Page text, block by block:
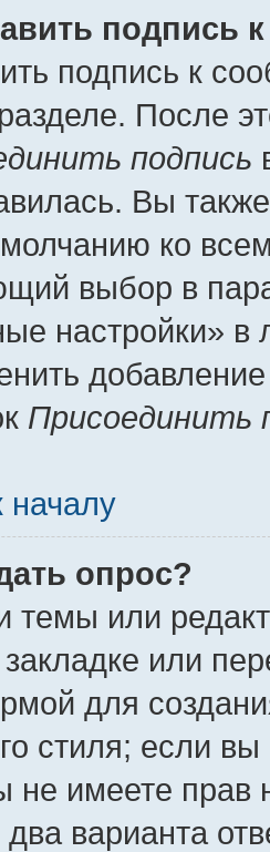
подпись
подпись к
После
подпись
Вы
ко
выбор в
настройки»
Присоединить
началу
опрос?
темы или
или
для
стиля; если
имеете прав
варианта